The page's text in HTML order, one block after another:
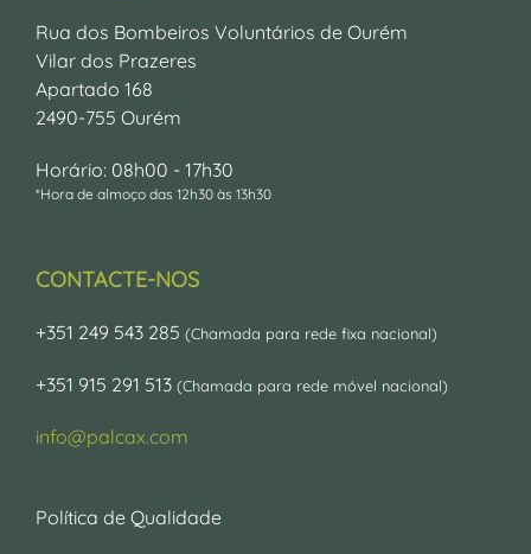
CONTACTE-NOS
+351 249 543 285 (Chamada para rede fixa nacional)
+351 915 291 513 (Chamada para rede móvel nacional)
info@palcax.com
Política de Qualidade
Rua dos Bombeiros Voluntários de Ourém
Vilar dos Prazeres
Apartado 168
2490-755 Ourém
Horário: 08h00 - 17h30
*Hora de almoço das 12h30 às 13h30